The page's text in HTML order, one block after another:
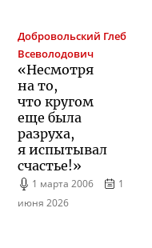
Добровольский Глеб
Всеволодович
«Несмотря
на то,
что кругом
еще была
разруха,
я испытывал
счастье!»
1 марта 2006
1
июня 2026